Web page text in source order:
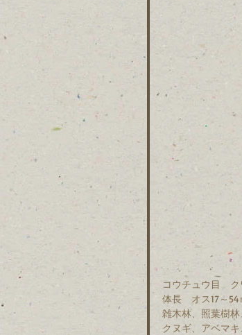
コウチュウ目　
体長　オス17～
雑木林、照葉樹
クヌギ、アベマ